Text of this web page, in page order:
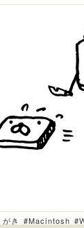
き #Macintosh